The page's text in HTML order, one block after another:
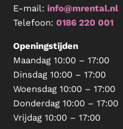
E-mail:info@mrental.nl
Telefoon:0186 220 001
Openingstijden
Maandag 10:00 – 17:00
Dinsdag 10:00 – 17:00
Woensdag 10:00 – 17:00
Donderdag 10:00 – 17:00
Vrijdag 10:00 – 17:00